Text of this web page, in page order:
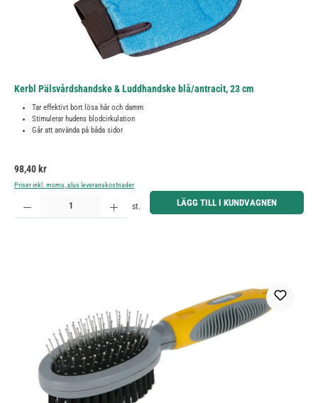
Kerbl Pälsvårdshandske & Luddhandske blå/antracit, 23 cm
Tar effektivt bort lösa hår och damm
Stimulerar hudens blodcirkulation
Går att använda på båda sidor
Ordinarie pris:
98,40 kr
Priser inkl. moms, plus leveranskostnader
Produktkvantitet: Ange önskat belopp eller använd knapparna för att öka eller minska kvantiteten.
st. LÄGG TILL I KUNDVAGNEN